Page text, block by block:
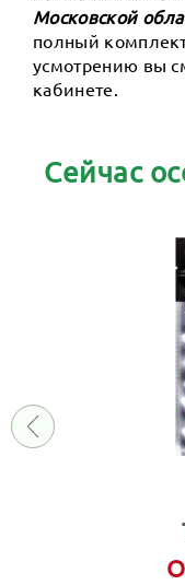
Московской
полный
усмотрению вы
кабинете.
Сейчас